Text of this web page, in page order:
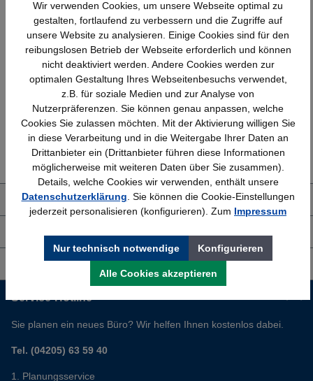
Schnelle Lieferung
Bundesweit
Topmarken
Faire Preise
Erfahrung
Bewährt seit 1958
Kostenlose Beratung
(04205) 635940
Über uns
Shop Service
Service-Hotline
Sie planen ein neues Büro? Wir helfen Ihnen kostenlos dabei.
Tel. (04205) 63 59 40
Planungsservice
Wir verwenden Cookies, um unsere Webseite optimal zu
gestalten, fortlaufend zu verbessern und die Zugriffe auf
unsere Website zu analysieren. Einige Cookies sind für den
reibungslosen Betrieb der Webseite erforderlich und können
nicht deaktiviert werden. Andere Cookies werden zur
optimalen Gestaltung Ihres Webseitenbesuchs verwendet,
z.B. für soziale Medien und zur Analyse von
Nutzerpräferenzen. Sie können genau anpassen, welche
Cookies Sie zulassen möchten. Mit der Aktivierung willigen Sie
in diese Verarbeitung und in die Weitergabe Ihrer Daten an
Drittanbieter ein (Drittanbieter führen diese Informationen
möglicherweise mit weiteren Daten über Sie zusammen).
Details, welche Cookies wir verwenden, enthält unsere
Datenschutzerklärung . Sie können die Cookie-Einstellungen
jederzeit personalisieren (konfigurieren). Zum Impressum
Nur technisch notwendige Konfigurieren
Alle Cookies akzeptieren